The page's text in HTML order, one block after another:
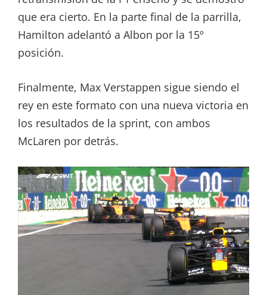
que era cierto. En la parte final de la parrilla,
Hamilton adelantó a Albon por la 15º
posición.
Finalmente, Max Verstappen sigue siendo el
rey en este formato con una nueva victoria en
los resultados de la sprint, con ambos
McLaren por detrás.